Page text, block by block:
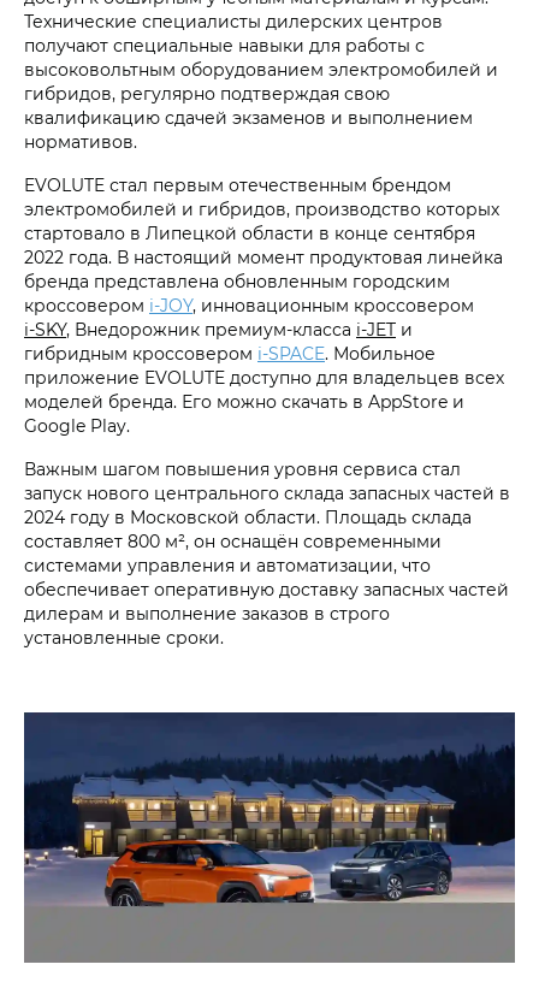
Технические специалисты дилерских центров
получают специальные навыки для работы с
высоковольтным оборудованием электромобилей и
гибридов, регулярно подтверждая свою
квалификацию сдачей экзаменов и выполнением
нормативов.
EVOLUTE стал первым отечественным брендом
электромобилей и гибридов, производство которых
стартовало в Липецкой области в конце сентября
2022 года. В настоящий момент продуктовая линейка
бренда представлена обновленным городским
кроссовером i‑JOY, инновационным кроссовером
i‑SKY, Внедорожник премиум-класса i‑JET и
гибридным кроссовером i‑SPACE. Мобильное
приложение EVOLUTE доступно для владельцев всех
моделей бренда. Его можно скачать в AppStore и
Google Play.
Важным шагом повышения уровня сервиса стал
запуск нового центрального склада запасных частей в
2024 году в Московской области. Площадь склада
составляет 800 м², он оснащён современными
системами управления и автоматизации, что
обеспечивает оперативную доставку запасных частей
дилерам и выполнение заказов в строго
установленные сроки.